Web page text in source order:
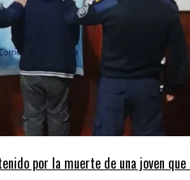
por la muerte de una joven